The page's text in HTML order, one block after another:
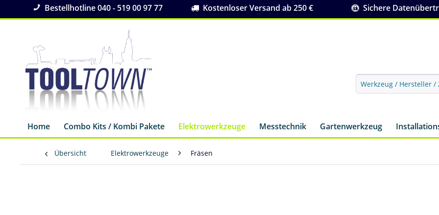
Bestellhotline 040 - 519 00 97 77 Kostenloser Versand ab 250 € Sichere
Home Combo Kits / Kombi Pakete Elektrowerkzeuge Messtechnik Gartenwerkzeug
Übersicht Elektrowerkzeuge Fräsen